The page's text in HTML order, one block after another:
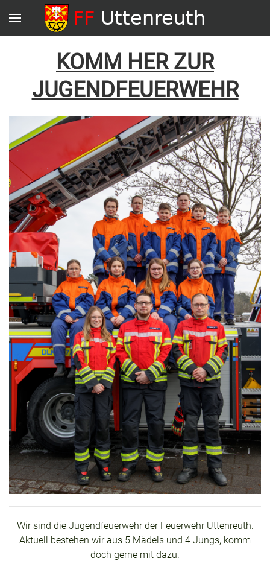
KOMM HER ZUR
JUGENDFEUERWEHR
Wir sind die Jugendfeuerwehr der Feuerwehr Uttenreuth.
Aktuell bestehen wir aus 5 Mädels und 4 Jungs, komm
doch gerne mit dazu.